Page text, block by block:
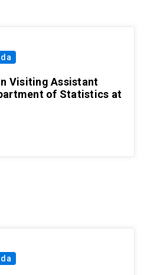
Visiting Assistant
of Statistics at